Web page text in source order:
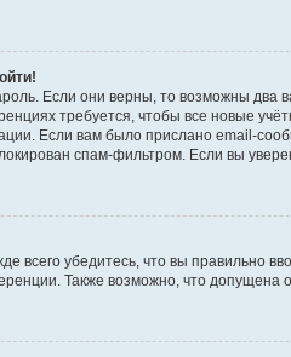
Если они верны, то возможны два
требуется, чтобы все новые
Если вам было прислано email-
спам-фильтром. Если вы
всего убедитесь, что вы правильно
Также возможно, что